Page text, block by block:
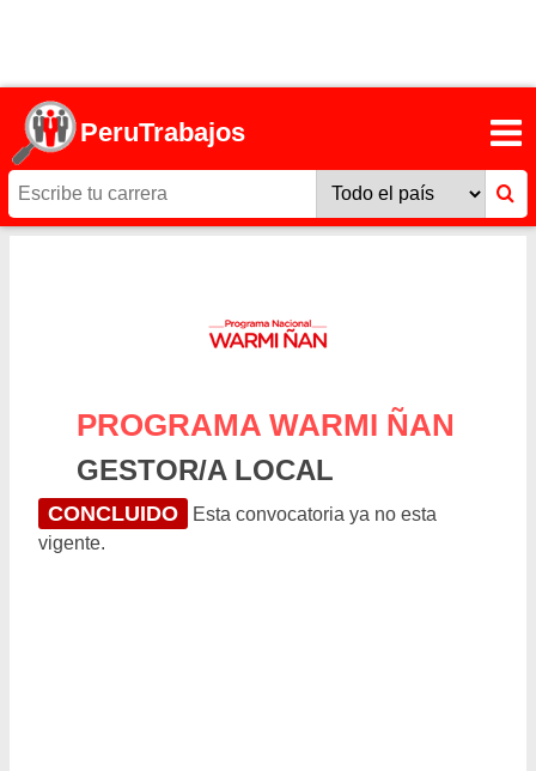
PeruTrabajos
PROGRAMA WARMI ÑAN
GESTOR/A LOCAL
CONCLUIDO
Esta convocatoria ya no esta
vigente.